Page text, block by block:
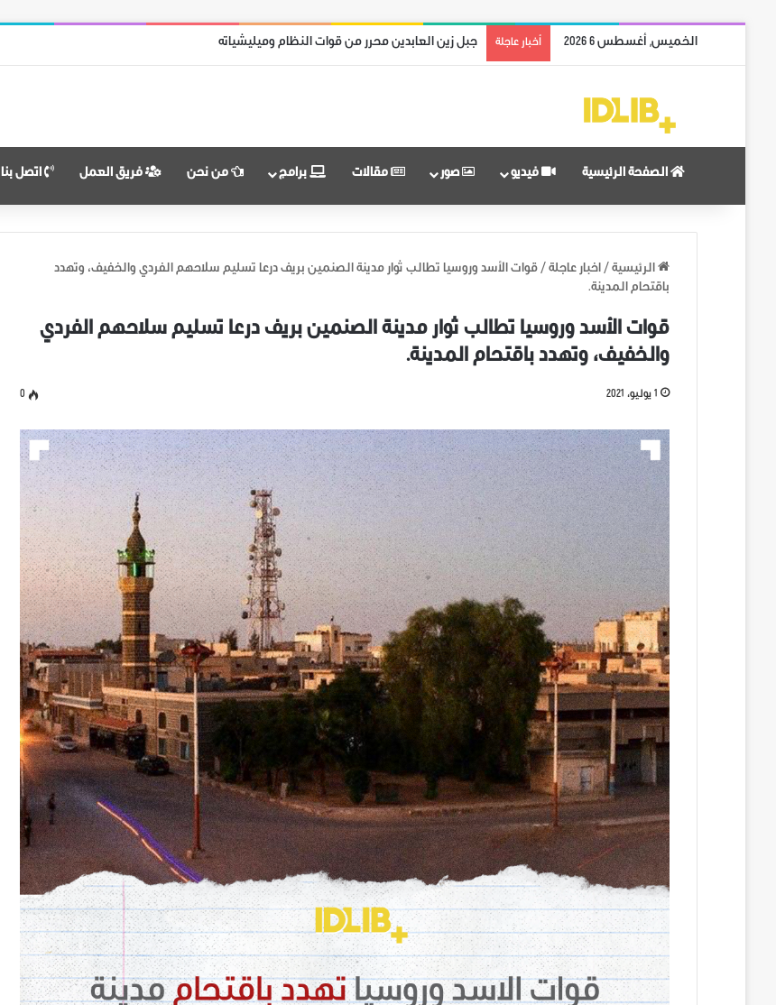
الخميس, أغسطس 6 2026 أخبار عاجلة جبل زين العابدين محرر من قوات النظام وميليشياته
الصفحة الرئيسية فيديو صور مقالات برامج من نحن فريق العمل اتصل بنا
الرئيسية / اخبار عاجلة / قوات الأسد وروسيا تطالب ثوار مدينة الصنمين بريف درعا تسليم سلاحهم الفردي والخفيف، وتهدد
باقتحام المدينة.
قوات الأسد وروسيا تطالب ثوار مدينة الصنمين بريف درعا تسليم سلاحهم الفردي
والخفيف، وتهدد باقتحام المدينة.
1 يوليو، 2021 0